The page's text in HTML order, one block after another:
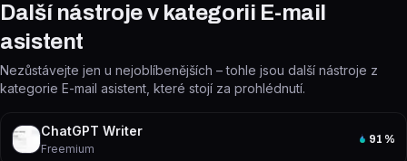
Další nástroje v kategorii E-mail
asistent
Nezůstávejte jen u nejoblíbenějších – tohle jsou další nástroje z
kategorie E-mail asistent, které stojí za prohlédnutí.
ChatGPT Writer
Freemium
91 %